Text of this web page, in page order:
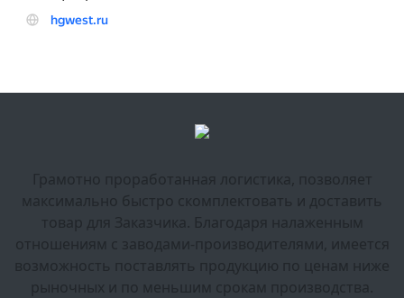
Грамотно проработанная логистика, позволяет
максимально быстро скомплектовать и доставить
товар для Заказчика. Благодаря налаженным
отношениям с заводами-производителями, имеется
возможность поставлять продукцию по ценам ниже
рыночных и по меньшим срокам производства.